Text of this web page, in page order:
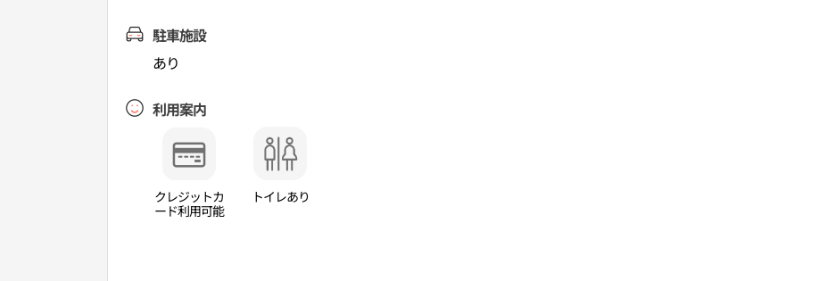
駐車施設
あり
利用案内
クレジットカ
ード利用可能
トイレあり